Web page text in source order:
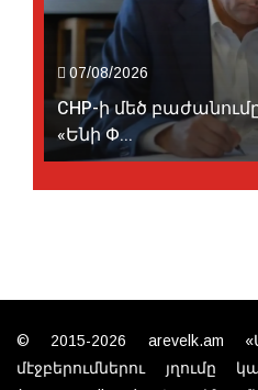
07/08/2026
CHP-ի մեծ
«Ենի Փ...
© 2015-2026 arevelk.am
մէջբերումներու